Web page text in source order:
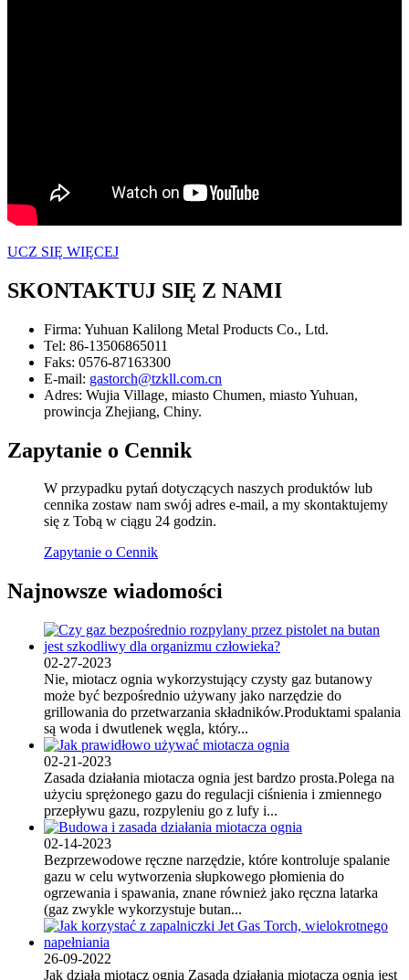
UCZ SIĘ WIĘCEJ
SKONTAKTUJ SIĘ Z NAMI
Firma: Yuhuan Kalilong Metal Products Co., Ltd.
Tel: 86-13506865011
Faks: 0576-87163300
E-mail: gastorch@tzkll.com.cn
Adres: Wujia Village, miasto Chumen, miasto Yuhuan,
prowincja Zhejiang, Chiny.
Zapytanie o Cennik
W przypadku pytań dotyczących naszych produktów lub
cennika zostaw nam swój adres e-mail, a my skontaktujemy
się z Tobą w ciągu 24 godzin.
Zapytanie o Cennik
Najnowsze wiadomości
02-27-2023
Nie, miotacz ognia wykorzystujący czysty gaz butanowy
może być bezpośrednio używany jako narzędzie do
grillowania do przetwarzania składników.Produktami spalania
są woda i dwutlenek węgla, który...
02-21-2023
Zasada działania miotacza ognia jest bardzo prosta.Polega na
użyciu sprężonego gazu do regulacji ciśnienia i zmiennego
przepływu gazu, rozpyleniu go z lufy i...
02-14-2023
Bezprzewodowe ręczne narzędzie, które kontroluje spalanie
gazu w celu wytworzenia słupkowego płomienia do
ogrzewania i spawania, znane również jako ręczna latarka
(gaz zwykle wykorzystuje butan...
26-09-2022
Jak działa miotacz ognia Zasada działania miotacza ognia jest